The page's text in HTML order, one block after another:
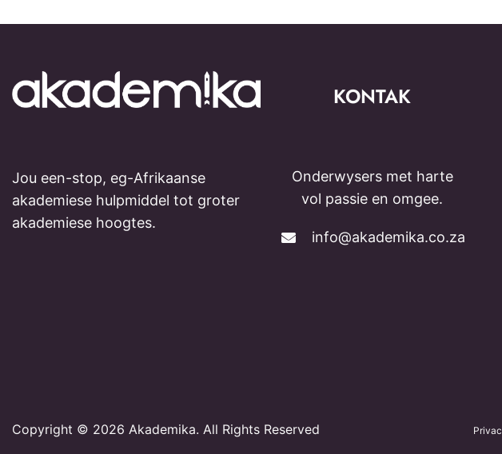
Jou een-stop, eg-Afrikaanse
akademiese hulpmiddel tot groter
akademiese hoogtes.
KONTAK
Onderwysers met harte
vol passie en omgee.
info@akademika.co.za
Copyright © 2026 Akademika. All Rights Reserved